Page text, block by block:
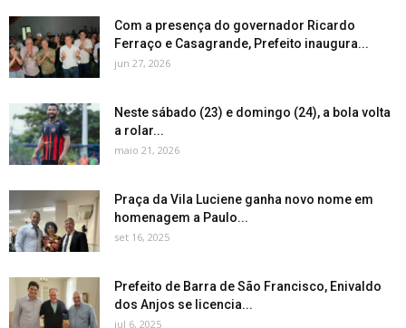
Com a presença do governador Ricardo
Ferraço e Casagrande, Prefeito inaugura...
jun 27, 2026
Neste sábado (23) e domingo (24), a bola volta
a rolar...
maio 21, 2026
Praça da Vila Luciene ganha novo nome em
homenagem a Paulo...
set 16, 2025
Prefeito de Barra de São Francisco, Enivaldo
dos Anjos se licencia...
jul 6, 2025